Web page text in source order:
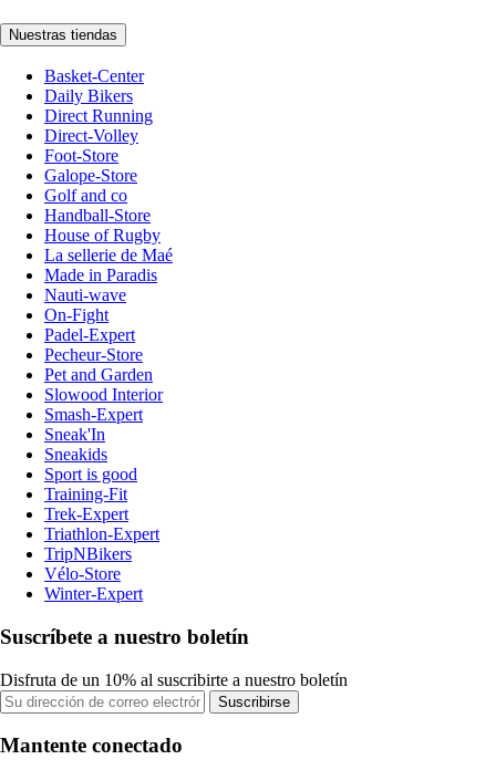
Nuestras tiendas
Basket-Center
Daily Bikers
Direct Running
Direct-Volley
Foot-Store
Galope-Store
Golf and co
Handball-Store
House of Rugby
La sellerie de Maé
Made in Paradis
Nauti-wave
On-Fight
Padel-Expert
Pecheur-Store
Pet and Garden
Slowood Interior
Smash-Expert
Sneak'In
Sneakids
Sport is good
Training-Fit
Trek-Expert
Triathlon-Expert
TripNBikers
Vélo-Store
Winter-Expert
Suscríbete a nuestro boletín
Disfruta de un 10% al suscribirte a nuestro boletín
Suscribirse
Mantente conectado